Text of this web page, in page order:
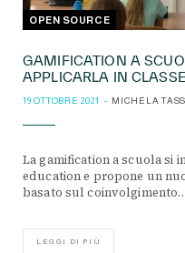
OPEN SOURCE
GAMIFICATION A
APPLICARLA IN CLASSE
19 OTTOBRE 2021 MICHELA
La gamification a scuola si
education e propone un
basato sul
LEGGI DI PIÙ